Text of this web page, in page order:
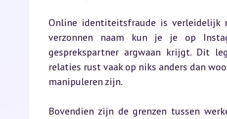
Online identiteitsfraude is verleidelijk
verzonnen naam kun je je op
gesprekspartner argwaan krijgt. Dit
relaties rust vaak op niks anders dan
manipuleren zijn.
Bovendien zijn de grenzen tussen